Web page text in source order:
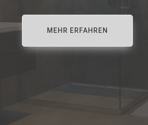
MEHR ERFAHREN